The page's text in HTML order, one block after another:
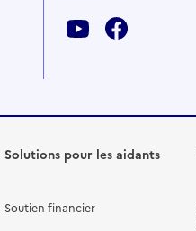
Solutions pour les aidants
Soutien financier